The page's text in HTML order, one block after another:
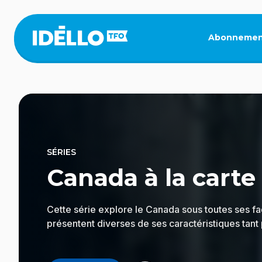
contenu
principal
SÉRIES
Canada à la carte
Cette série explore le Canada sous toutes ses
présentent diverses de ses caractéristiques tant